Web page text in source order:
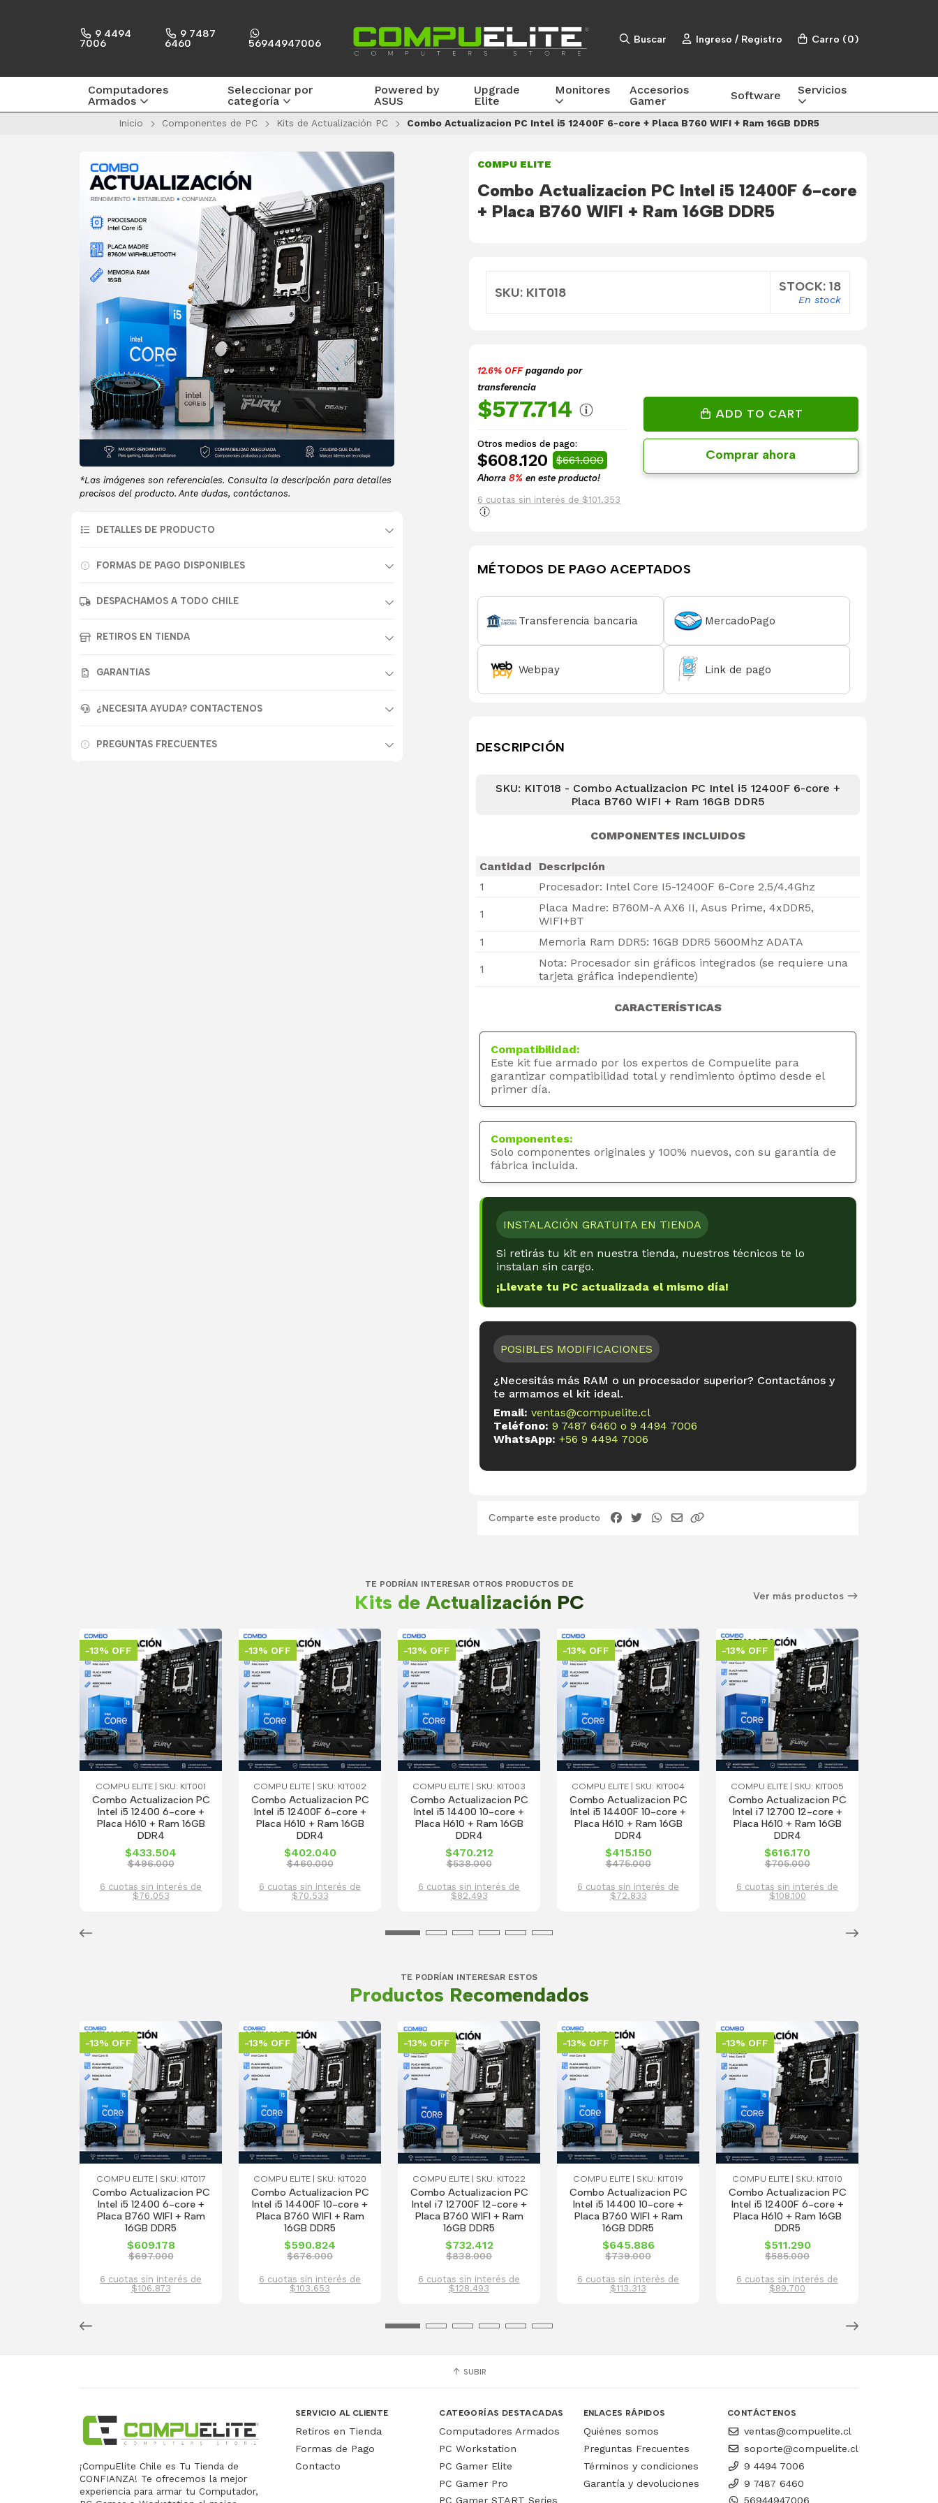
9 4494
7006
9 7487
6460 56944947006 Buscar Ingreso / Registro Carro (0)
Computadores
Armados
Seleccionar por
categoría
Powered by
ASUS
Upgrade
Elite
Monitores
Accesorios
Gamer
Software Servicios
Inicio Componentes de PC Kits de Actualización PC Combo Actualizacion PC Intel i5 12400F 6-core + Placa B760 WIFI + Ram 16GB DDR5
*Las imágenes son referenciales. Consulta la descripción para detalles
precisos del producto. Ante dudas, contáctanos.
DETALLES DE PRODUCTO
FORMAS DE PAGO DISPONIBLES
DESPACHAMOS A TODO CHILE
RETIROS EN TIENDA
GARANTIAS
¿NECESITA AYUDA? CONTACTENOS
PREGUNTAS FRECUENTES
COMPU ELITE
Combo Actualizacion PC Intel i5 12400F 6-core
+ Placa B760 WIFI + Ram 16GB DDR5
SKU: KIT018 STOCK: 18
En stock
12.6% OFFpagando por
transferencia
$577.714
Otros medios de pago:
$608.120 $661.000
Ahorra 8% en este producto!
6 cuotas sin interés de $101.353
ADD TO CART
Comprar ahora
MÉTODOS DE PAGO ACEPTADOS
Transferencia bancaria MercadoPago
Webpay Link de pago
DESCRIPCIÓN
SKU: KIT018 - Combo Actualizacion PC Intel i5 12400F 6-core +
Placa B760 WIFI + Ram 16GB DDR5
COMPONENTES INCLUIDOS
Cantidad
Descripción
1
Procesador: Intel Core I5-12400F 6-Core 2.5/4.4Ghz
1
Placa Madre: B760M-A AX6 II, Asus Prime, 4xDDR5,
WIFI+BT
1
Memoria Ram DDR5: 16GB DDR5 5600Mhz ADATA
1
Nota: Procesador sin gráficos integrados (se requiere una
tarjeta gráfica independiente)
CARACTERÍSTICAS
Compatibilidad:
Este kit fue armado por los expertos de Compuelite para
garantizar compatibilidad total y rendimiento óptimo desde el
primer día.
Componentes:
Solo componentes originales y 100% nuevos, con su garantía de
fábrica incluida.
INSTALACIÓN GRATUITA EN TIENDA
Si retirás tu kit en nuestra tienda, nuestros técnicos te lo
instalan sin cargo.
¡Llevate tu PC actualizada el mismo día!
POSIBLES MODIFICACIONES
¿Necesitás más RAM o un procesador superior? Contactános y
te armamos el kit ideal.
Email: ventas@compuelite.cl
Teléfono: 9 7487 6460 o 9 4494 7006
WhatsApp: +56 9 4494 7006
Comparte este producto
TE PODRÍAN INTERESAR OTROS PRODUCTOS DE
Kits de Actualización PC Ver más productos
-13% OFF
COMPU ELITE | SKU: KIT001
Combo Actualizacion PC
Intel i5 12400 6-core +
Placa H610 + Ram 16GB
DDR4
$433.504
$496.000
6 cuotas sin interés de
$76.053
-13% OFF
COMPU ELITE | SKU: KIT002
Combo Actualizacion PC
Intel i5 12400F 6-core +
Placa H610 + Ram 16GB
DDR4
$402.040
$460.000
6 cuotas sin interés de
$70.533
-13% OFF
COMPU ELITE | SKU: KIT003
Combo Actualizacion PC
Intel i5 14400 10-core +
Placa H610 + Ram 16GB
DDR4
$470.212
$538.000
6 cuotas sin interés de
$82.493
-13% OFF
COMPU ELITE | SKU: KIT004
Combo Actualizacion PC
Intel i5 14400F 10-core +
Placa H610 + Ram 16GB
DDR4
$415.150
$475.000
6 cuotas sin interés de
$72.833
-13% OFF
COMPU ELITE | SKU: KIT005
Combo Actualizacion PC
Intel i7 12700 12-core +
Placa H610 + Ram 16GB
DDR4
$616.170
$705.000
6 cuotas sin interés de
$108.100
TE PODRÍAN INTERESAR ESTOS
Productos Recomendados
-13% OFF
COMPU ELITE | SKU: KIT017
Combo Actualizacion PC
Intel i5 12400 6-core +
Placa B760 WIFI + Ram
16GB DDR5
$609.178
$697.000
6 cuotas sin interés de
$106.873
-13% OFF
COMPU ELITE | SKU: KIT020
Combo Actualizacion PC
Intel i5 14400F 10-core +
Placa B760 WIFI + Ram
16GB DDR5
$590.824
$676.000
6 cuotas sin interés de
$103.653
-13% OFF
COMPU ELITE | SKU: KIT022
Combo Actualizacion PC
Intel i7 12700F 12-core +
Placa B760 WIFI + Ram
16GB DDR5
$732.412
$838.000
6 cuotas sin interés de
$128.493
-13% OFF
COMPU ELITE | SKU: KIT019
Combo Actualizacion PC
Intel i5 14400 10-core +
Placa B760 WIFI + Ram
16GB DDR5
$645.886
$739.000
6 cuotas sin interés de
$113.313
-13% OFF
COMPU ELITE | SKU: KIT010
Combo Actualizacion PC
Intel i5 12400F 6-core +
Placa H610 + Ram 16GB
DDR5
$511.290
$585.000
6 cuotas sin interés de
$89.700
SUBIR
¡CompuElite Chile es Tu Tienda de
CONFIANZA! Te ofrecemos la mejor
experiencia para armar tu Computador,
SERVICIO AL CLIENTE
Retiros en Tienda
Formas de Pago
Contacto
CATEGORÍAS DESTACADAS
Computadores Armados
PC Workstation
PC Gamer Elite
PC Gamer Pro
PC Gamer START Series
ENLACES RÁPIDOS
Quiénes somos
Preguntas Frecuentes
Términos y condiciones
Garantía y devoluciones
CONTÁCTENOS
ventas@compuelite.cl
soporte@compuelite.cl
9 4494 7006
9 7487 6460
56944947006